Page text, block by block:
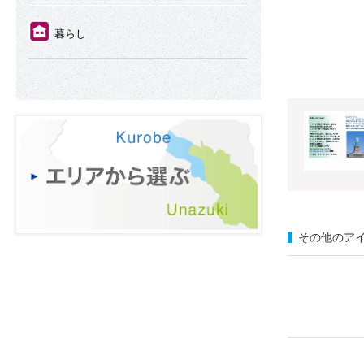
⑪ 暮らし
その他のア